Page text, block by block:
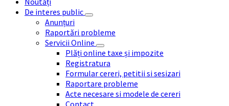
De interes public
Anunțuri
Raportări probleme
Servicii Online
Plăți online taxe și impozite
Registratura
Formular cereri, petitii si sesizari
Raportare probleme
Acte necesare si modele de cereri
Contact